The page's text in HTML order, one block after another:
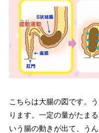
こちらは大腸の図です。
ります。一定の量がたま
いう腸の動きが出て、う